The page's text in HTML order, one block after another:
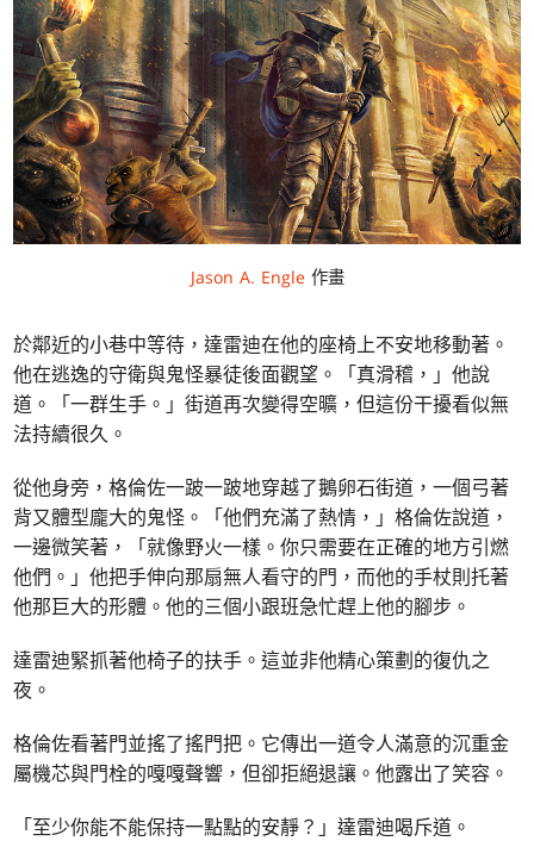
Jason A. Engle 作畫
於鄰近的小巷中等待，達雷迪在他的座椅上不安地移動著。
他在逃逸的守衛與鬼怪暴徒後面觀望。「真滑稽，」他說
道。「一群生手。」街道再次變得空曠，但這份干擾看似無
法持續很久。
從他身旁，格倫佐一跛一跛地穿越了鵝卵石街道，一個弓著
背又體型龐大的鬼怪。「他們充滿了熱情，」格倫佐說道，
一邊微笑著，「就像野火一樣。你只需要在正確的地方引燃
他們。」他把手伸向那扇無人看守的門，而他的手杖則托著
他那巨大的形體。他的三個小跟班急忙趕上他的腳步。
達雷迪緊抓著他椅子的扶手。這並非他精心策劃的復仇之
夜。
格倫佐看著門並搖了搖門把。它傳出一道令人滿意的沉重金
屬機芯與門栓的嘎嘎聲響，但卻拒絕退讓。他露出了笑容。
「至少你能不能保持一點點的安靜？」達雷迪喝斥道。